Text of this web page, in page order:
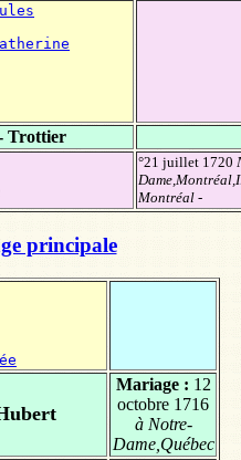
Trottier
°21 juillet 1720
Montréal -
principale
Mariage : 12
octobre 1716
à Notre-
Dame,Québec